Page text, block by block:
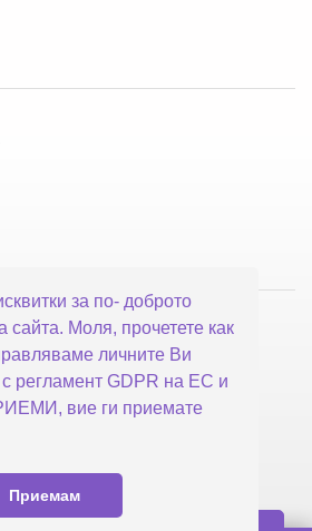
за по- доброто
сайта. Моля, прочетете как
личните Ви
регламент GDPR на ЕС и
вие ги приемате
Приемам
10А